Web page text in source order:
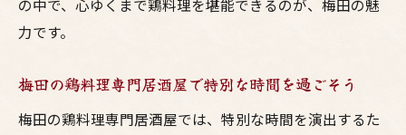
の中で、心ゆくまで鶏料理を堪能できるのが、梅田の魅
力です。
梅田の鶏料理専門居酒屋で特別な時間を過ごそう
梅田の鶏料理専門居酒屋では、特別な時間を演出するた